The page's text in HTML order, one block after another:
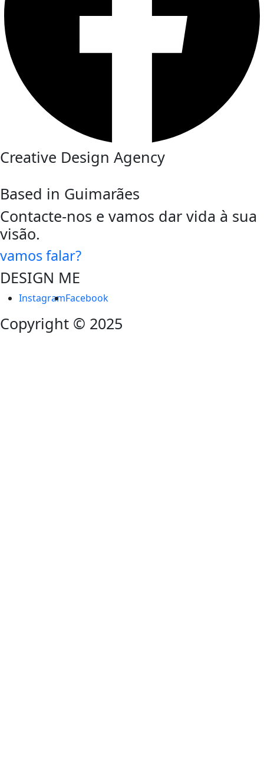
Creative Design Agency
Based in Guimarães
Contacte-nos e vamos dar vida à sua
visão.
vamos falar?
DESIGN ME
InstagramFacebook
Copyright © 2025